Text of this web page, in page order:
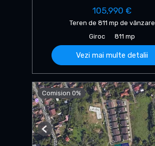
105,990 €
Teren de 811 mp de vânzare
Giroc
811 mp
Vezi mai multe detalii
Comision 0%
Previous